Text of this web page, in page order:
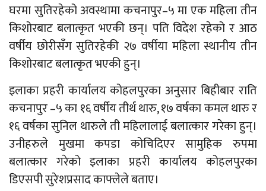
घरमा सुतिरहेको अवस्थामा कचनापुर–५ मा एक महिला तीन
किशोरबाट बलात्कृत भएकी छन्। पति विदेश रहेको र आठ
वर्षीय छोरीसँग सुतिरहेकी २७ वर्षीया महिला स्थानीय तीन
किशोरबाट बलात्कृत भएकी हुन्।
इलाका प्रहरी कार्यालय कोहलपुरका अनुसार बिहीबार राति
कचनापुर –५ का १६ वर्षीय तीर्थ थारु, १७ वर्षका कमल थारु र
१६ वर्षका सुनिल थारुले ती महिलालाई बलात्कार गरेका हुन्।
उनीहरुले मुखमा कपडा कोचिदिएर सामुहिक रुपमा
बलात्कार गरेको इलाका प्रहरी कार्यालय कोहलपुरका
डिएसपी सुरेशप्रसाद काफ्लेले बताए।